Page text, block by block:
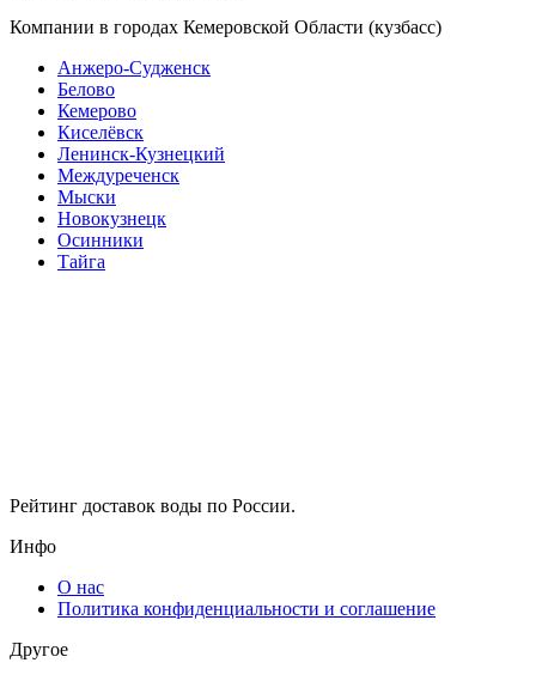
Компании в городах Кемеровской Области (кузбасс)
Анжеро-Судженск
Белово
Кемерово
Киселёвск
Ленинск-Кузнецкий
Междуреченск
Мыски
Новокузнецк
Осинники
Тайга
Рейтинг доставок воды по России.
Инфо
О нас
Политика конфиденциальности и соглашение
Другое